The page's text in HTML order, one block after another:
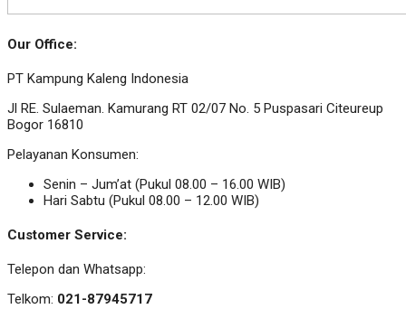
Our Office:
PT Kampung Kaleng Indonesia
Jl RE. Sulaeman. Kamurang RT 02/07 No. 5 Puspasari Citeureup
Bogor 16810
Pelayanan Konsumen:
Senin – Jum’at (Pukul 08.00 – 16.00 WIB)
Hari Sabtu (Pukul 08.00 – 12.00 WIB)
Customer Service:
Telepon dan Whatsapp:
Telkom: 021-87945717